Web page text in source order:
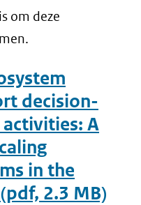
om deze
decision-
activities: A
in the
(pdf, 2.3 MB)